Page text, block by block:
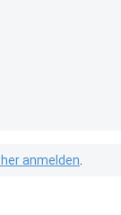
anmelden